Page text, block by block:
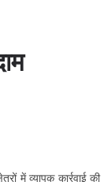
में व्यापक कार्रवाई की